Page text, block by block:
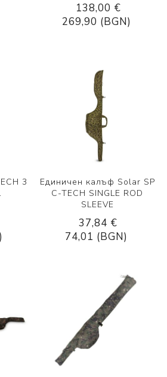
138,00 €
269,90 (BGN)
3
Единичен калъф Solar SP
C-TECH SINGLE ROD
SLEEVE
37,84 €
74,01 (BGN)